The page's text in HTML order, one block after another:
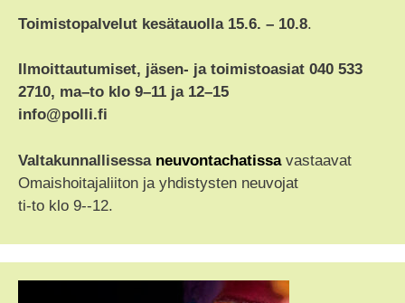
Toimistopalvelut kesätauolla 15.6. – 10.8.
Ilmoittautumiset, jäsen- ja toimistoasiat 040 533
2710, ma–to klo 9–11 ja 12–15
info@polli.fi
Valtakunnallisessa neuvontachatissavastaavat
Omaishoitajaliiton ja yhdistysten neuvojat
ti-to klo 9--12.